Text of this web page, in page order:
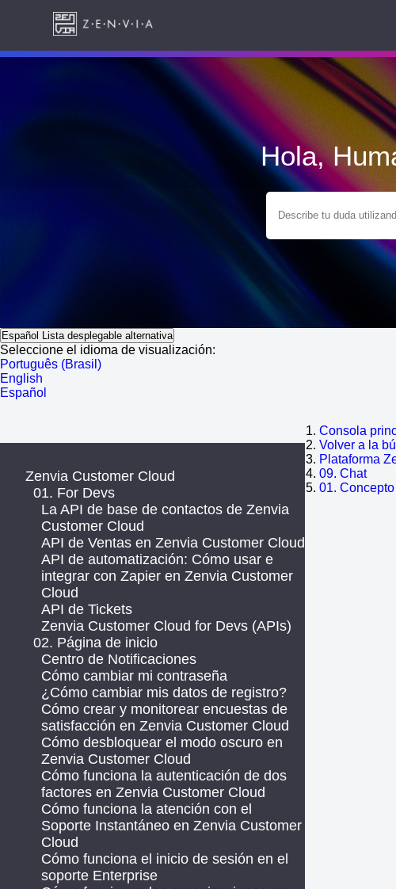
Hola,
Español Lista desplegable alternativa
Seleccione el idioma de visualización:
Português (Brasil)
English
Español
Consola
Volver a la
Plataforma
09. Chat
01.
Zenvia Customer Cloud
01. For Devs
La API de base de contactos de Zenvia
Customer Cloud
API de Ventas en Zenvia Customer Cloud
API de automatización: Cómo usar e
integrar con Zapier en Zenvia Customer
Cloud
API de Tickets
Zenvia Customer Cloud for Devs (APIs)
02. Página de inicio
Centro de Notificaciones
Cómo cambiar mi contraseña
¿Cómo cambiar mis datos de registro?
Cómo crear y monitorear encuestas de
satisfacción en Zenvia Customer Cloud
Cómo desbloquear el modo oscuro en
Zenvia Customer Cloud
Cómo funciona la autenticación de dos
factores en Zenvia Customer Cloud
Cómo funciona la atención con el
Soporte Instantáneo en Zenvia Customer
Cloud
Cómo funciona el inicio de sesión en el
soporte Enterprise